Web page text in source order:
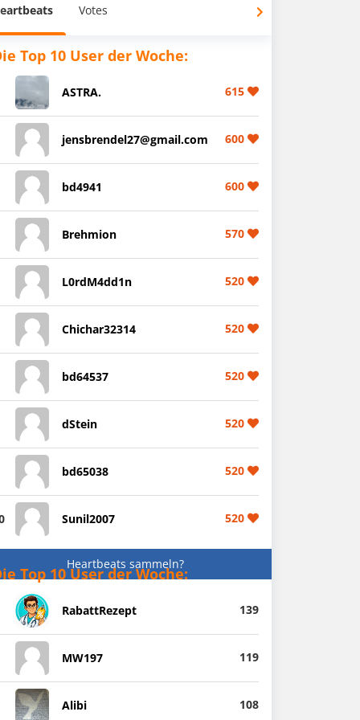
Votes
Top 10 User der Woche:
ASTRA. 615
jensbrendel27@gmail.com 600
bd4941 600
Brehmion 570
L0rdM4dd1n 520
Chichar32314 520
bd64537 520
dStein 520
bd65038 520
Sunil2007 520
Heartbeats sammeln?
Top 10 User der Woche:
RabattRezept 139
MW197 119
Alibi 108